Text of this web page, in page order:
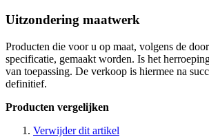
Uitzondering maatwerk
Producten die voor u op maat, volgens de
specificatie, gemaakt worden. Is het
van toepassing. De verkoop is hiermee na
definitief.
Producten vergelijken
Verwijder dit artikel